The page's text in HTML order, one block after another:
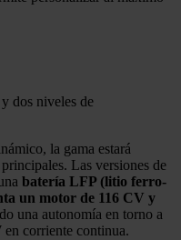
dos niveles de
la gama estará
Las versiones de
batería LFP (litio ferro-
un motor de 116 CV y
una autonomía en torno a
corriente continua.